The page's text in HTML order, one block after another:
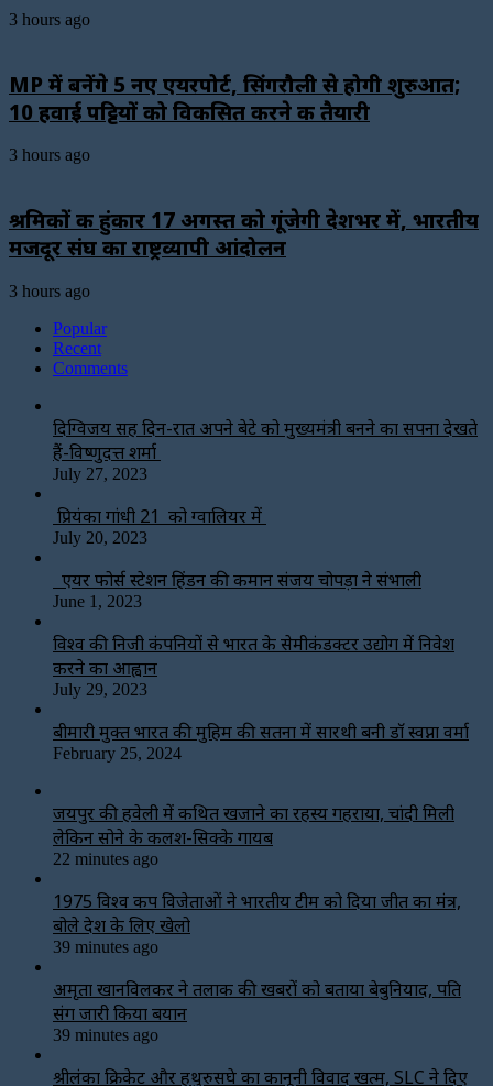
3 hours ago
MP में बनेंगे 5 नए एयरपोर्ट, सिंगरौली से होगी शुरुआत;
10 हवाई पट्टियों को विकसित करने की तैयारी
3 hours ago
श्रमिकों की हुंकार 17 अगस्त को गूंजेगी देशभर में, भारतीय
मजदूर संघ का राष्ट्रव्यापी आंदोलन
3 hours ago
Popular
Recent
Comments
दिग्विजय सिंह दिन-रात अपने बेटे को मुख्यमंत्री बनने का सपना देखते
हैं-विष्णुदत्त शर्मा
July 27, 2023
प्रियंका गांधी 21 को ग्वालियर में
July 20, 2023
एयर फोर्स स्टेशन हिंडन की कमान संजय चोपड़ा ने संभाली
June 1, 2023
विश्‍व की निजी कंपनियों से भारत के सेमीकंडक्टर उद्योग में निवेश
करने का आह्वान
July 29, 2023
बीमारी मुक्त भारत की मुहिम की सतना में सारथी बनी डाॅ स्वप्ना वर्मा
February 25, 2024
जयपुर की हवेली में कथित खजाने का रहस्य गहराया, चांदी मिली
लेकिन सोने के कलश-सिक्के गायब
22 minutes ago
1975 विश्व कप विजेताओं ने भारतीय टीम को दिया जीत का मंत्र,
बोले देश के लिए खेलो
39 minutes ago
अमृता खानविलकर ने तलाक की खबरों को बताया बेबुनियाद, पति
संग जारी किया बयान
39 minutes ago
श्रीलंका क्रिकेट और हथुरुसिंघे का कानूनी विवाद खत्म, SLC ने दिए